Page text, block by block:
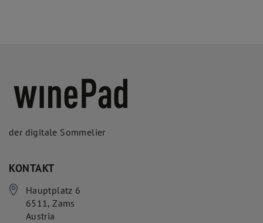
der digitale Sommelier
KONTAKT
Hauptplatz 6
6511,Zams
Austria